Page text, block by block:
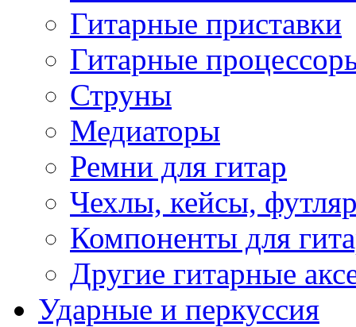
Гитарные приставки
Гитарные
Струны
Медиаторы
Ремни для гитар
Чехлы, кейсы,
Компоненты для
Другие гитарные
Ударные и перкуссия